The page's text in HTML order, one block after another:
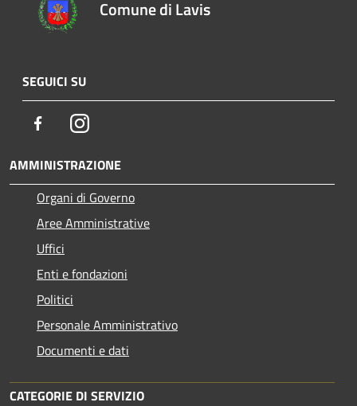
Comune di Lavis
SEGUICI SU
FacebookInstagram
AMMINISTRAZIONE
Organi di Governo
Aree Amministrative
Uffici
Enti e fondazioni
Politici
Personale Amministrativo
Documenti e dati
CATEGORIE DI SERVIZIO